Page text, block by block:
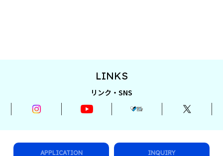
LINKS
リンク・SNS
APPLICATION INQUIRY